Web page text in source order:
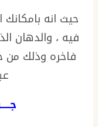
حيث انه بامكانك
فيه ، والدهان
فاخره وذلك من